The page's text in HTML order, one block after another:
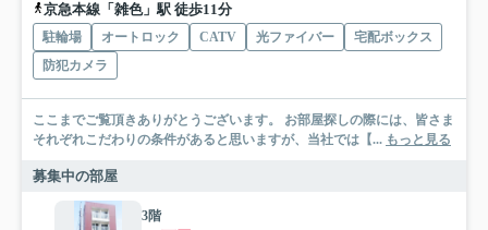
京急本線「雑色」駅 徒歩11分
駐輪場 オートロック CATV 光ファイバー
宅配ボックス
防犯カメラ
ここまでご覧頂きありがとうございます。 お部屋探しの際には、皆さま
それぞれこだわりの条件があると思いますが、当社では【... もっと見る
募集中の部屋
3階